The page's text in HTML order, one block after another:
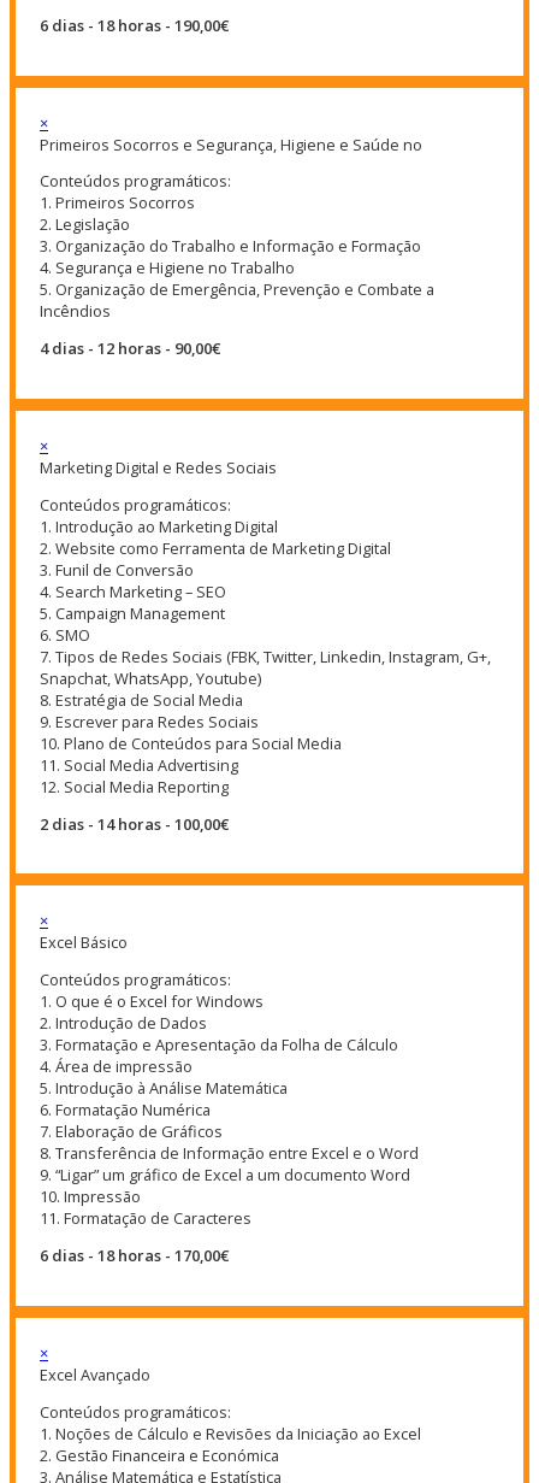
6 dias - 18 horas - 190,00€
×
Primeiros Socorros e Segurança, Higiene e Saúde no
Conteúdos programáticos:
1. Primeiros Socorros
2. Legislação
3. Organização do Trabalho e Informação e Formação
4. Segurança e Higiene no Trabalho
5. Organização de Emergência, Prevenção e Combate a
Incêndios
4 dias - 12 horas - 90,00€
×
Marketing Digital e Redes Sociais
Conteúdos programáticos:
1. Introdução ao Marketing Digital
2. Website como Ferramenta de Marketing Digital
3. Funil de Conversão
4. Search Marketing – SEO
5. Campaign Management
6. SMO
7. Tipos de Redes Sociais (FBK, Twitter, Linkedin, Instagram, G+,
Snapchat, WhatsApp, Youtube)
8. Estratégia de Social Media
9. Escrever para Redes Sociais
10. Plano de Conteúdos para Social Media
11. Social Media Advertising
12. Social Media Reporting
2 dias - 14 horas - 100,00€
×
Excel Básico
Conteúdos programáticos:
1. O que é o Excel for Windows
2. Introdução de Dados
3. Formatação e Apresentação da Folha de Cálculo
4. Área de impressão
5. Introdução à Análise Matemática
6. Formatação Numérica
7. Elaboração de Gráficos
8. Transferência de Informação entre Excel e o Word
9. “Ligar” um gráfico de Excel a um documento Word
10. Impressão
11. Formatação de Caracteres
6 dias - 18 horas - 170,00€
×
Excel Avançado
Conteúdos programáticos:
1. Noções de Cálculo e Revisões da Iniciação ao Excel
2. Gestão Financeira e Económica
3. Análise Matemática e Estatística